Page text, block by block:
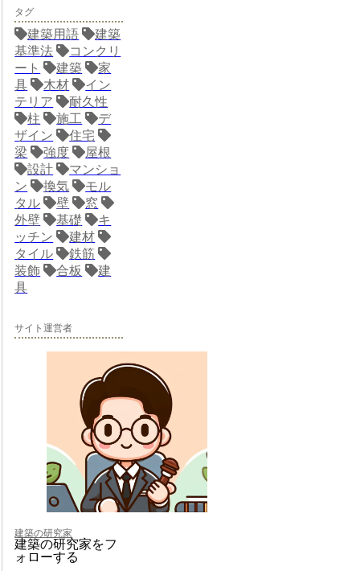
タグ
建築用語
建築
基準法
コンクリ
ート
建築
家
具
木材
イン
テリア
耐久性
柱
施工
デ
ザイン
住宅
梁
強度
屋根
設計
マンショ
ン
換気
モル
タル
壁
窓
外壁
基礎
キ
ッチン
建材
タイル
鉄筋
装飾
合板
建
具
サイト運営者
建築の研究家
建築の研究家をフ
ォローする